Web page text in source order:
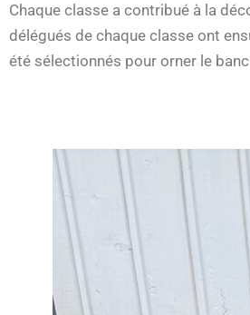
Chaque classe a contribué à la
délégués de chaque classe ont
été sélectionnés pour orner le